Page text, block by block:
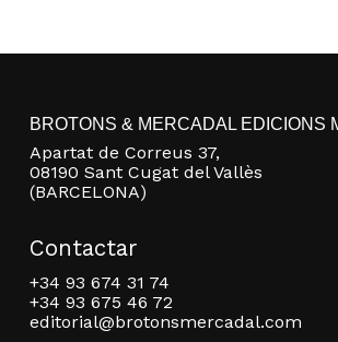
BROTONS & MERCADAL EDICIONS
Apartat de Correus 37,
08190 Sant Cugat del Vallès
(BARCELONA)
Contactar
+34 93 674 31 74
+34 93 675 46 72
editorial@brotonsmercadal.com